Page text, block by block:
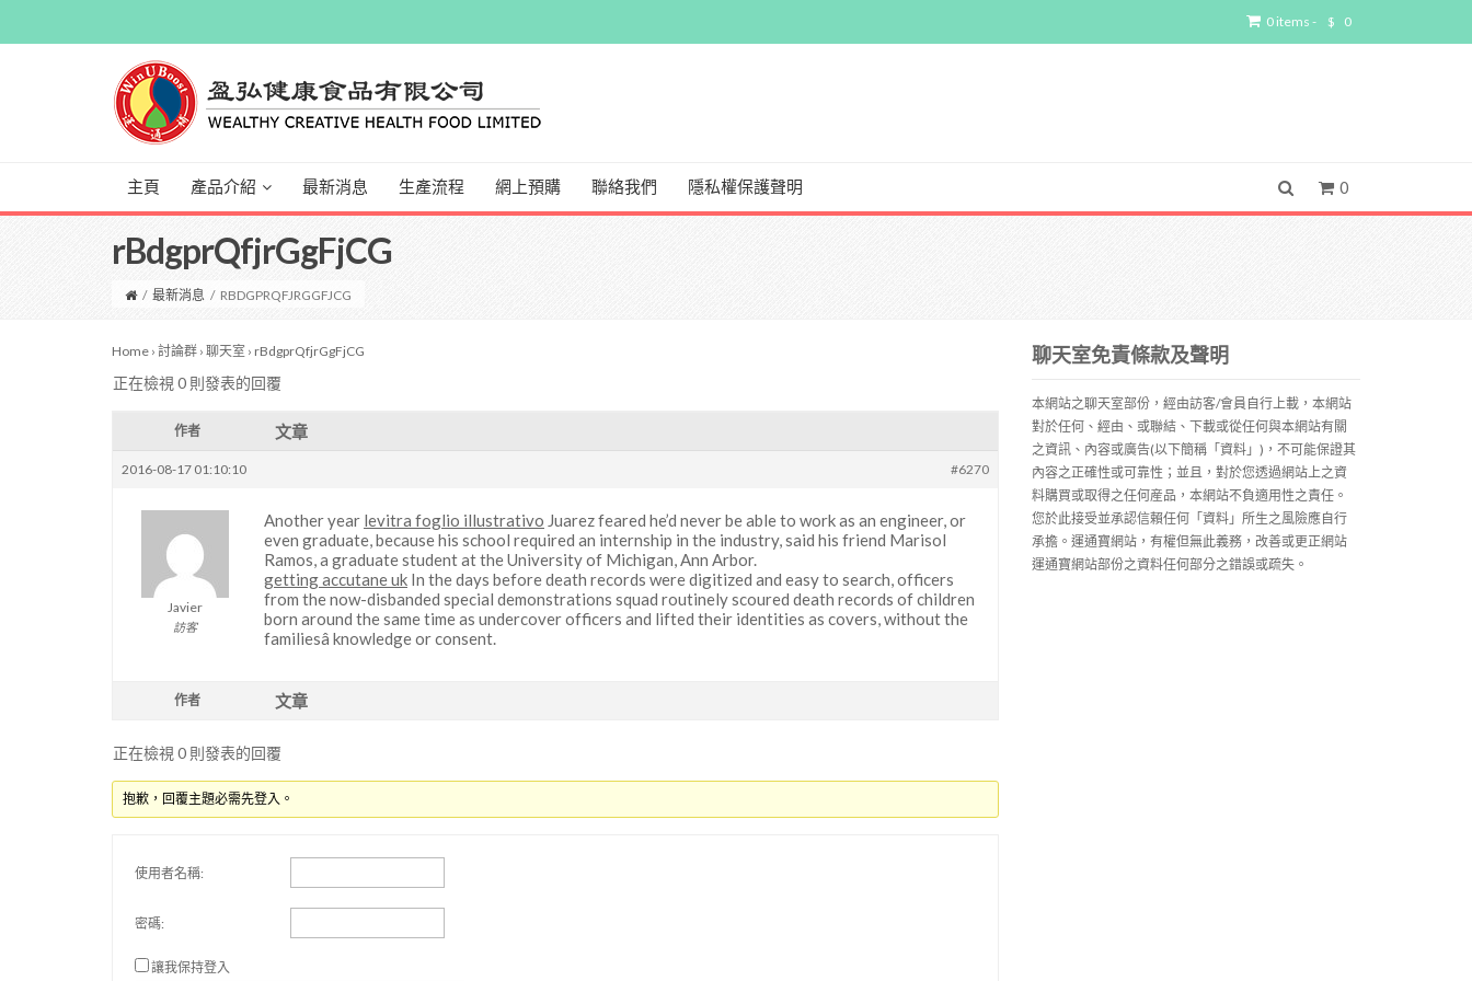
0 items - $ 0
主頁 產品介紹 最新消息 生產流程 網上預購 聯絡我們 隱私權保護聲明 0
rBdgprQfjrGgFjCG
/ 最新消息 / RBDGPRQFJRGGFJCG
Home › 討論群 › 聊天室 › rBdgprQfjrGgFjCG
正在檢視 0 則發表的回覆
作者 文章
2016-08-17 01:10:10 #6270
Javier
訪客
Another year levitra foglio illustrativo Juarez feared he’d never be able to work as an engineer, or
even graduate, because his school required an internship in the industry, said his friend Marisol
Ramos, a graduate student at the University of Michigan, Ann Arbor.
getting accutane uk In the days before death records were digitized and easy to search, officers
from the now-disbanded special demonstrations squad routinely scoured death records of children
born around the same time as undercover officers and lifted their identities as covers, without the
familiesâ knowledge or consent.
作者 文章
正在檢視 0 則發表的回覆
抱歉，回覆主題必需先登入。
使用者名稱:
密碼:
讓我保持登入
聊天室免責條款及聲明
本網站之聊天室部份，經由訪客/會員自行上載，本網站
對於任何、經由、或聯結、下載或從任何與本網站有關
之資訊、內容或廣告(以下簡稱「資料」)，不可能保證其
內容之正確性或可靠性；並且，對於您透過網站上之資
料購買或取得之任何産品，本網站不負適用性之責任。
您於此接受並承認信賴任何「資料」所生之風險應自行
承擔。運通寶網站，有權但無此義務，改善或更正網站
運通寶網站部份之資料任何部分之錯誤或疏失。